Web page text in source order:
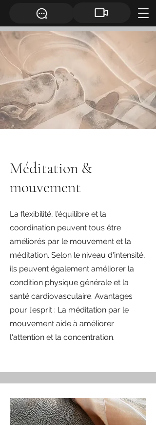
Méditation &
mouvement
La flexibilité, l'équilibre et la
coordination peuvent tous être
améliorés par le mouvement et la
méditation. Selon le niveau d'intensité,
ils peuvent également améliorer la
condition physique générale et la
santé cardiovasculaire. Avantages
pour l'esprit : La méditation par le
mouvement aide à améliorer
l'attention et la concentration.